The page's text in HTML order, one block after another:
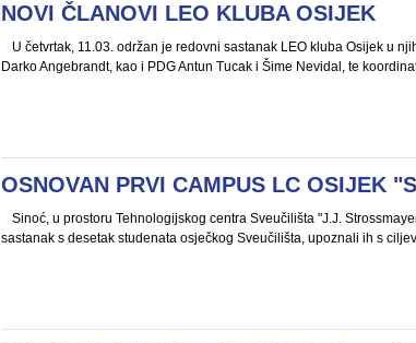
NOVI ČLANOVI LEO KLUBA OSIJEK
U četvrtak, 11.03. održan je redovni sastanak LEO kluba Osijek u
Darko Angebrandt, kao i PDG Antun Tucak i Šime Nevidal, te
OSNOVAN PRVI CAMPUS LC OSIJEK
Sinoć, u prostoru Tehnologijskog centra Sveučilišta "J.J.
sastanak s desetak studenata osječkog Sveučilišta, upoznali ih s